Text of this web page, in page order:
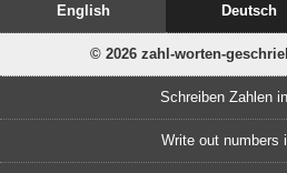
English Deutsch
© 2026 zahl-worten-
Schreiben Zahlen
Write out numbers